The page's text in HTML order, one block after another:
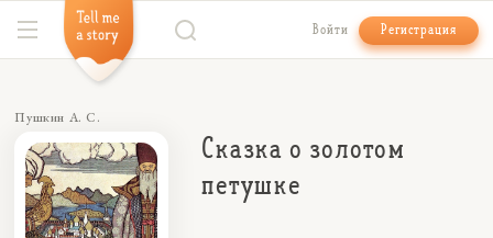
Войти Регистрация
Пушкин А. С.
Сказка о золотом
петушке